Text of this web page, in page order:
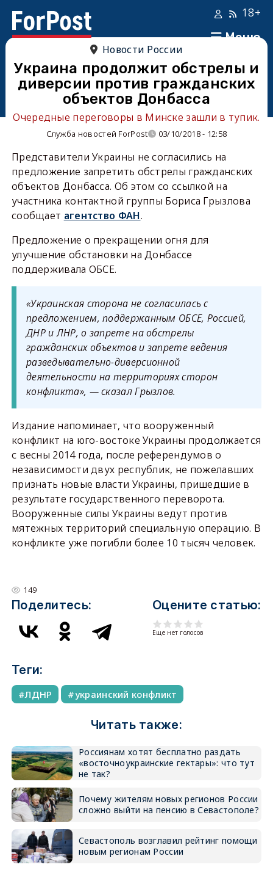
Меню
18+
Новости России
Украина продолжит обстрелы и
диверсии против гражданских
объектов Донбасса
Очередные переговоры в Минске зашли в тупик.
Служба новостей ForPost 03/10/2018 - 12:58
Представители Украины не согласились на
предложение запретить обстрелы гражданских
объектов Донбасса. Об этом со ссылкой на
участника контактной группы Бориса Грызлова
сообщает агентство ФАН.
Предложение о прекращении огня для
улучшение обстановки на Донбассе
поддерживала ОБСЕ.
«Украинская сторона не согласилась с
предложением, поддержанным ОБСЕ, Россией,
ДНР и ЛНР, о запрете на обстрелы
гражданских объектов и запрете ведения
разведывательно-диверсионной
деятельности на территориях сторон
конфликта», — сказал Грызлов.
Издание напоминает, что вооруженный
конфликт на юго-востоке Украины продолжается
с весны 2014 года, после референдумов о
независимости двух республик, не пожелавших
признать новые власти Украины, пришедшие в
результате государственного переворота.
Вооруженные силы Украины ведут против
мятежных территорий специальную операцию. В
конфликте уже погибли более 10 тысяч человек.
149
Поделитесь: Оцените статью:
Еще нет голосов
Теги:
ЛДНР украинский конфликт
Читать также:
Россиянам хотят бесплатно раздать
«восточноукраинские гектары»: что тут
не так?
Почему жителям новых регионов России
сложно выйти на пенсию в Севастополе?
Севастополь возглавил рейтинг помощи
новым регионам России